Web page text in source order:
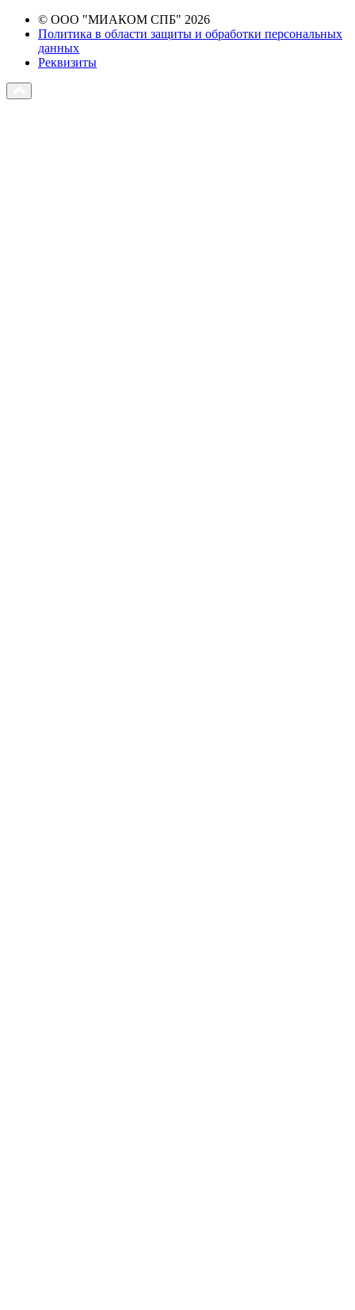
© ООО "МИАКОМ СПБ" 2026
Политика в области защиты и обработки персональных
данных
Реквизиты